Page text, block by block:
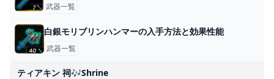
武器一覧
白銀モリブリンハンマーの入手方法と効果性能
武器一覧
ティアキン 祠🎶shrine